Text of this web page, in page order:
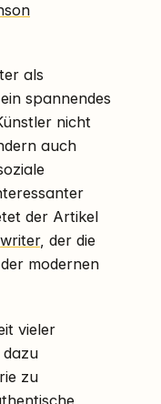
als
spannendes
nicht
auch
der Artikel
, der die
modernen
vieler
zu